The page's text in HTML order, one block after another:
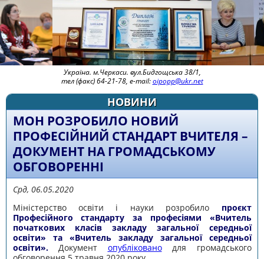
Україна. м.Черкаси. вул.Бидгощська 38/1,
тел (факс) 64-21-78, e-mail:oipopp@ukr.net
НОВИНИ
МОН РОЗРОБИЛО НОВИЙ
ПРОФЕСІЙНИЙ СТАНДАРТ ВЧИТЕЛЯ –
ДОКУМЕНТ НА ГРОМАДСЬКОМУ
ОБГОВОРЕННІ
Срд, 06.05.2020
Міністерство освіти і науки розробило проєкт
Професійного стандарту за професіями «Вчитель
початкових класів закладу загальної середньої
освіти» та «Вчитель закладу загальної середньої
освіти».Документ опублікованодля громадського